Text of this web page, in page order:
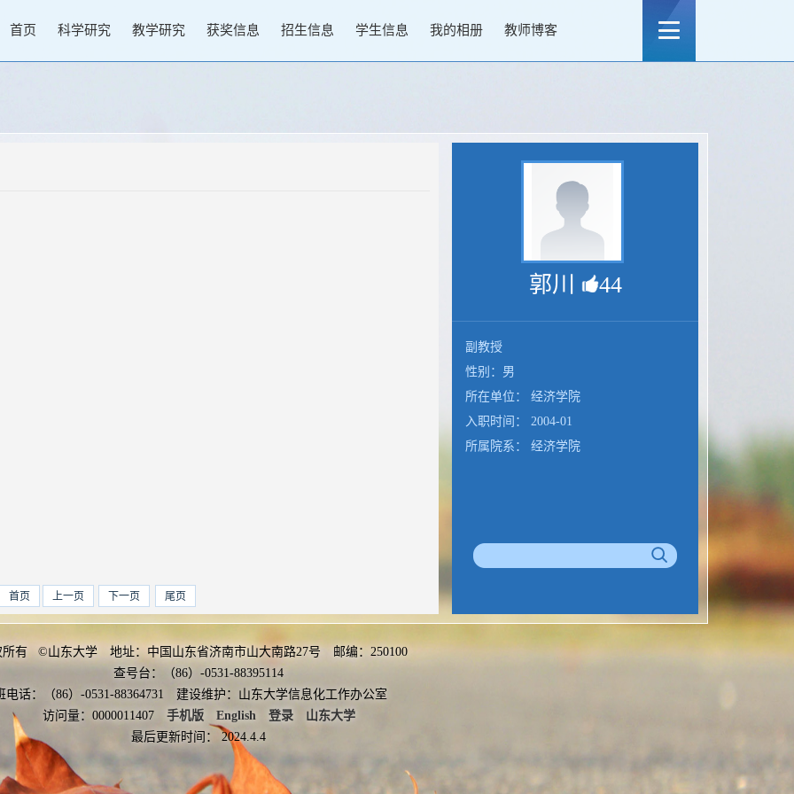
首页 科学研究 教学研究 获奖信息 招生信息 学生信息 我的相册 教师博客
首页 上一页 下一页 尾页
郭川 44
副教授
性别：男
所在单位： 经济学院
入职时间： 2004-01
所属院系： 经济学院
所有 ©山东大学 地址：中国山东省济南市山大南路27号 邮编：250100
查号台：（86）-0531-88395114
电话：（86）-0531-88364731 建设维护：山东大学信息化工作办公室
访问量： 0000011407 手机版 English 登录
山东大学
最后更新时间： 2024.4.4